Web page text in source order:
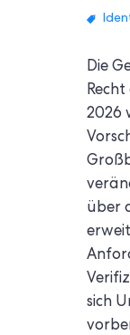
Die
2026
über
sich